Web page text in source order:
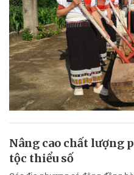
Nâng cao chất lượng
tộc thiểu số